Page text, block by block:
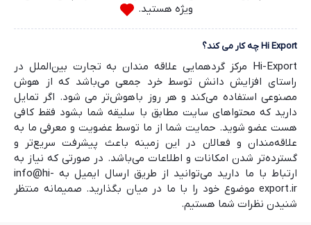
ویژه هستید.
Hi Export چه کار می کند؟
Hi-Export مرکز گردهمایی علاقه مندان به تجارت بین‌الملل در
راستای افزایش دانش توسط خرد جمعی می‌باشد که از هوش
مصنوعی استفاده می‌کند و هر روز باهوش‌تر می شود. اگر تمایل
دارید که محتواهای سایت مطابق با سلیقه شما بشود فقط کافی
هست عضو شوید. حمایت شما از ما توسط عضویت و معرفی ما به
علاقه‌مندان و فعالان در این زمینه باعث پیشرفت سریع‌تر و
گسترده‌تر شدن امکانات و اطلاعات می‌باشد. در صورتی که نیاز به
ارتباط با ما دارید می‌توانید از طریق ارسال ایمیل به info@hi-
export.ir موضوع خود را با ما در میان بگذارید. صمیمانه منتظر
شنیدن نظرات شما هستیم.